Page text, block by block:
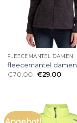
FLEECEMANTEL DAMEN
fleecemantel damen
€70.00 €29.00